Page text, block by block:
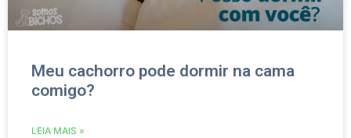
Meu cachorro pode dormir na cama
comigo?
LEIA MAIS »